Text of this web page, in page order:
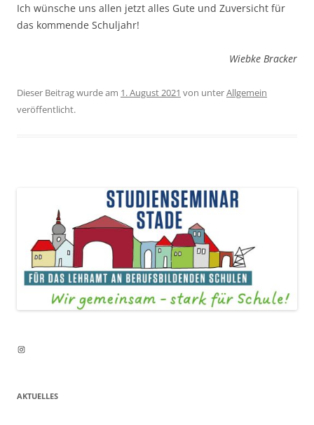
Ich wünsche uns allen jetzt alles Gute und Zuversicht für
das kommende Schuljahr!
Wiebke Bracker
Dieser Beitrag wurde am 1. August 2021 von unterAllgemein
veröffentlicht.
Instagram
AKTUELLES